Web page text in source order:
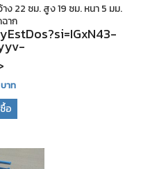
ง 22 ซม. สูง 19 ซม. หนา 5 มม.
าก
าท
อ